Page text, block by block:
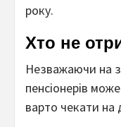
року.
Хто не
Незважаючи на
пенсіонерів
варто чекати на